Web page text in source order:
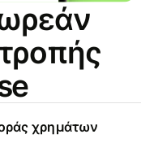
χρημάτων